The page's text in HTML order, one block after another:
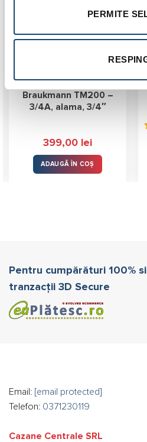
PERMITE
Braukmann TM200 –
3/4A, alama, 3/4″
399,00 lei
ADAUGĂ ÎN COȘ
Pentru cumpărături 100%
tranzacții 3D Secure
Email: [email protected]
Telefon: 0371230119
Cazane Centrale SRL